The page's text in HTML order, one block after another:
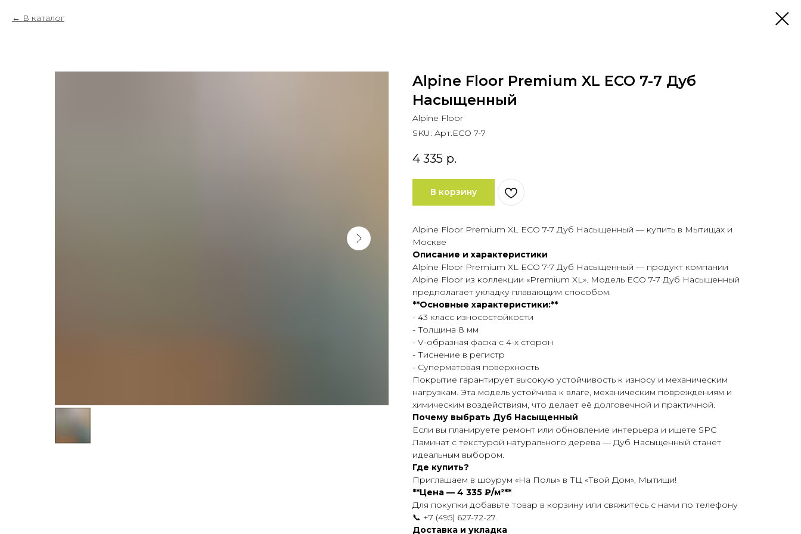
В каталог
Alpine Floor Premium XL ECO 7-7 Дуб
Насыщенный
Alpine Floor
SKU: Арт.ECO 7-7
4 335 р.
В корзину
Alpine Floor Premium XL ECO 7-7 Дуб Насыщенный — купить в Мытищах и
Москве
Описание и характеристики
Alpine Floor Premium XL ECO 7-7 Дуб Насыщенный — продукт компании
Alpine Floor из коллекции «Premium XL». Модель ECO 7-7 Дуб Насыщенный
предполагает укладку плавающим способом.
**Основные характеристики:**
- 43 класс износостойкости
- Толщина 8 мм
- V-образная фаска с 4-х сторон
- Тиснение в регистр
- Суперматовая поверхность
Покрытие гарантирует высокую устойчивость к износу и механическим
нагрузкам. Эта модель устойчива к влаге, механическим повреждениям и
химическим воздействиям, что делает её долговечной и практичной.
Почему выбрать Дуб Насыщенный
Если вы планируете ремонт или обновление интерьера и ищете SPC
Ламинат с текстурой натурального дерева — Дуб Насыщенный станет
идеальным выбором.
Где купить?
Приглашаем в шоурум «На Полы» в ТЦ «Твой Дом», Мытищи!
**Цена — 4 335 ₽/м²**
Для покупки добавьте товар в корзину или свяжитесь с нами по телефону
📞 +7 (495) 627-72-27.
Доставка и укладка